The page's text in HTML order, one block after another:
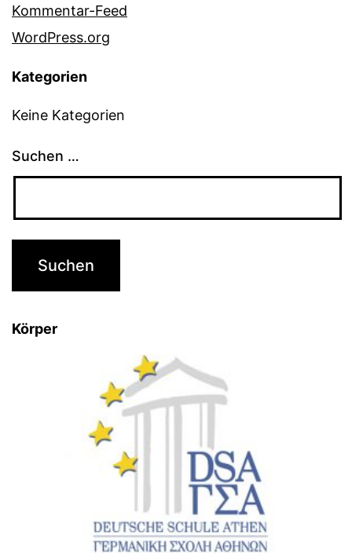
Kommentar-Feed
WordPress.org
Kategorien
Keine Kategorien
Suchen …
Körper